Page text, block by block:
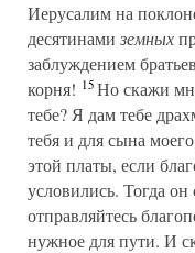
Иерусалим на
десятинами земных
заблуждением
корня! 15Но скажи
тебе? Я дам тебе
тебя и для сына
этой платы, если
условились. Тогда он
отправляйтесь
нужное для пути. И